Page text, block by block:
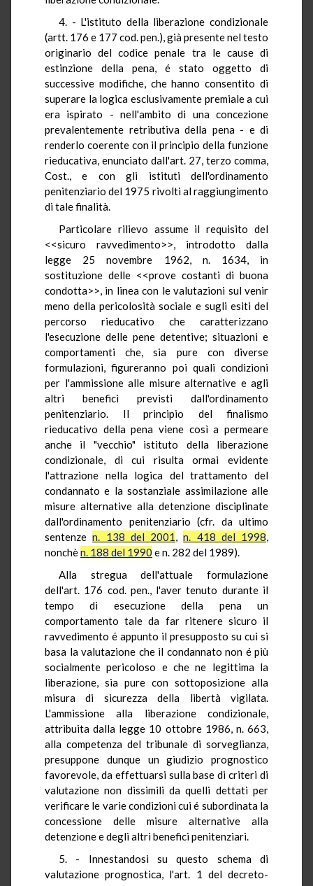
4. - L'istituto della liberazione condizionale
(artt. 176 e 177 cod. pen.), già presente nel testo
originario del codice penale tra le cause di
estinzione della pena, é stato oggetto di
successive modifiche, che hanno consentito di
superare la logica esclusivamente premiale a cui
era ispirato - nell'ambito di una concezione
prevalentemente retributiva della pena - e di
renderlo coerente con il principio della funzione
rieducativa, enunciato dall'art. 27, terzo comma,
Cost., e con gli istituti dell'ordinamento
penitenziario del 1975 rivolti al raggiungimento
di tale finalità.
Particolare rilievo assume il requisito del
<<sicuro ravvedimento>>, introdotto dalla
legge 25 novembre 1962, n. 1634, in
sostituzione delle <<prove costanti di buona
condotta>>, in linea con le valutazioni sul venir
meno della pericolosità sociale e sugli esiti del
percorso rieducativo che caratterizzano
l'esecuzione delle pene detentive; situazioni e
comportamenti che, sia pure con diverse
formulazioni, figureranno poi quali condizioni
per l'ammissione alle misure alternative e agli
altri benefici previsti dall'ordinamento
penitenziario. Il principio del finalismo
rieducativo della pena viene così a permeare
anche il "vecchio" istituto della liberazione
condizionale, di cui risulta ormai evidente
l'attrazione nella logica del trattamento del
condannato e la sostanziale assimilazione alle
misure alternative alla detenzione disciplinate
dall'ordinamento penitenziario (cfr. da ultimo
sentenzen. 138 del 2001,n. 418 del 1998,
nonchèn. 188 del 1990 e n. 282 del 1989).
Alla stregua dell'attuale formulazione
dell'art. 176 cod. pen., l'aver tenuto durante il
tempo di esecuzione della pena un
comportamento tale da far ritenere sicuro il
ravvedimento é appunto il presupposto su cui si
basa la valutazione che il condannato non é più
socialmente pericoloso e che ne legittima la
liberazione, sia pure con sottoposizione alla
misura di sicurezza della libertà vigilata.
L'ammissione alla liberazione condizionale,
attribuita dalla legge 10 ottobre 1986, n. 663,
alla competenza del tribunale di sorveglianza,
presuppone dunque un giudizio prognostico
favorevole, da effettuarsi sulla base di criteri di
valutazione non dissimili da quelli dettati per
verificare le varie condizioni cui é subordinata la
concessione delle misure alternative alla
detenzione e degli altri benefici penitenziari.
5. - Innestandosi su questo schema di
valutazione prognostica, l'art. 1 del decreto-